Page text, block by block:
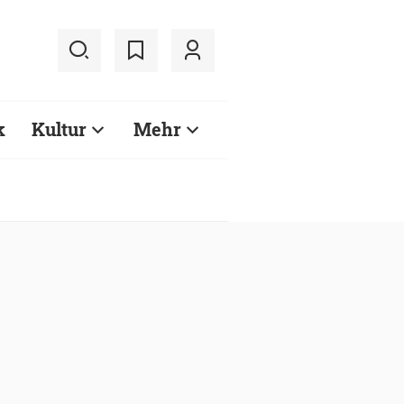
Kultur Mehr